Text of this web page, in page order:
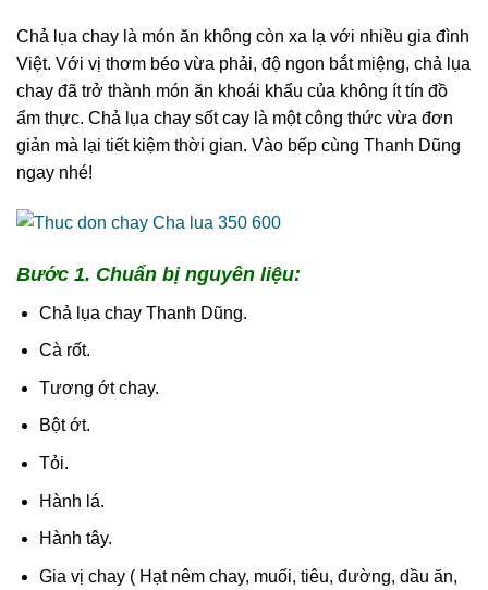
Chả lụa chay là món ăn không còn xa lạ với nhiều gia đình
Việt. Với vị thơm béo vừa phải, độ ngon bắt miệng, chả lụa
chay đã trở thành món ăn khoái khẩu của không ít tín đồ
ẩm thực. Chả lụa chay sốt cay là một công thức vừa đơn
giản mà lại tiết kiệm thời gian. Vào bếp cùng Thanh Dũng
ngay nhé!
Bước 1. Chuẩn bị nguyên liệu:
Chả lụa chay Thanh Dũng.
Cà rốt.
Tương ớt chay.
Bột ớt.
Tỏi.
Hành lá.
Hành tây.
Gia vị chay ( Hạt nêm chay, muối, tiêu, đường, dầu ăn,